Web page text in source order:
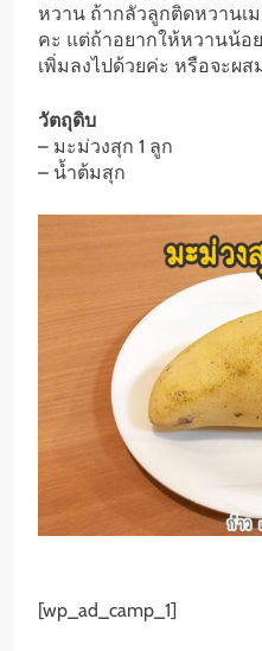
หวาน ถ้ากลัวลูกติดหวานเ
คะ แต่ถ้าอยากให้หวานน้
เพิ่มลงไปด้วยค่ะ หรือจะผ
วัตถุดิบ
– มะม่วงสุก 1 ลูก
– น้ำต้มสุก
[wp_ad_camp_1]